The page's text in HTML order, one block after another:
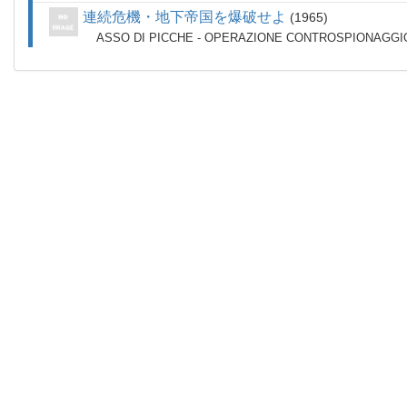
連続危機・地下帝国を爆破せよ 1965
ASSO DI PICCHE - OPERAZIONE